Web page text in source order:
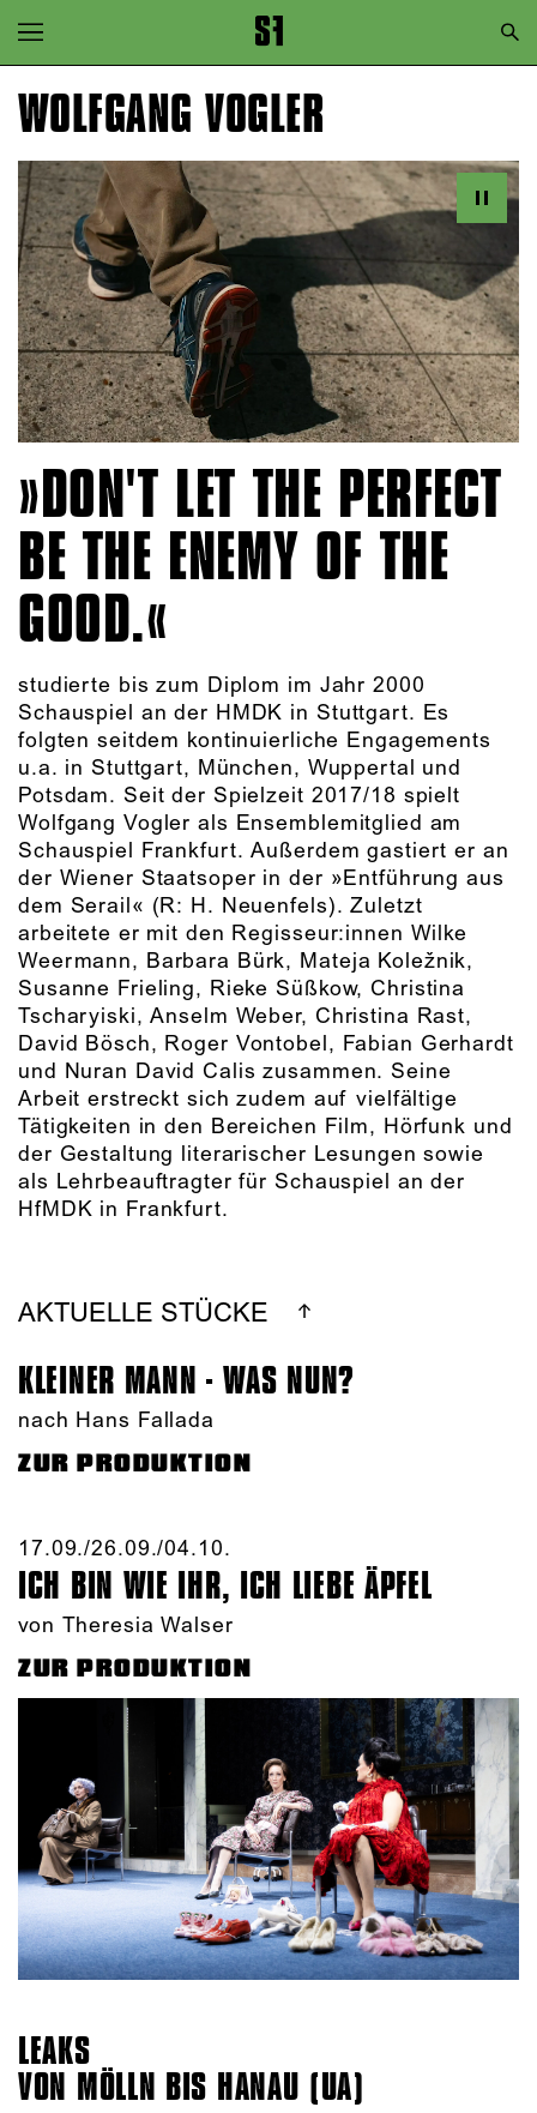
Zur Hauptnavigation springen
Zum Hauptinhalt springen
WOLFGANG VOGLER
DON'T LET THE PERFECT
BE THE ENEMY OF THE
GOOD.
studierte bis zum Diplom im Jahr 2000
Schauspiel an der HMDK in Stuttgart. Es
folgten seitdem kontinuierliche Engagements
u.a. in Stuttgart, München, Wuppertal und
Potsdam. Seit der Spielzeit 2017/18 spielt
Wolfgang Vogler als Ensemblemitglied am
Schauspiel Frankfurt. Außerdem gastiert er an
der Wiener Staatsoper in der »Entführung aus
dem Serail« (R: H. Neuenfels). Zuletzt
arbeitete er mit den Regisseur:innen Wilke
Weermann, Barbara Bürk, Mateja Koležnik,
Susanne Frieling, Rieke Süßkow, Christina
Tscharyiski, Anselm Weber, Christina Rast,
David Bösch, Roger Vontobel, Fabian Gerhardt
und Nuran David Calis zusammen. Seine
Arbeit erstreckt sich zudem auf vielfältige
Tätigkeiten in den Bereichen Film, Hörfunk und
der Gestaltung literarischer Lesungen sowie
als Lehrbeauftragter für Schauspiel an der
HfMDK in Frankfurt.
AKTUELLE STÜCKE
KLEINER MANN - WAS NUN?
nach Hans Fallada
ZUR PRODUKTION
17.09./​26.09./​04.10.​
ICH BIN WIE IHR, ICH LIEBE ÄPFEL
von Theresia Walser
ZUR PRODUKTION
LEAKS
VON MÖLLN BIS HANAU (UA)